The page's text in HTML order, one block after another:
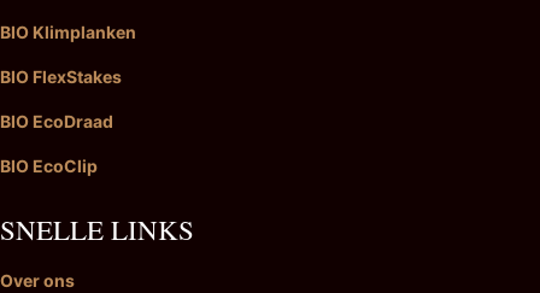
BIO Klimplanken
BIO FlexStakes
BIO EcoDraad
BIO EcoClip
SNELLE LINKS
Over ons